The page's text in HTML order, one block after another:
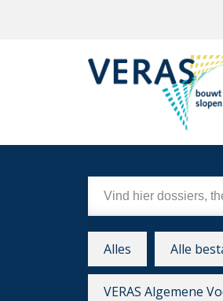
Alles Alle
VERAS Algemene